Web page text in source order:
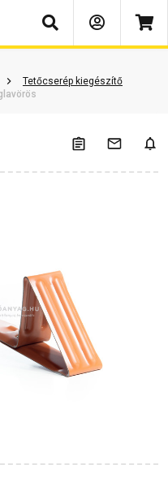
Keresés
Tetőcserép kiegészítő
válaszok Kapcsolódó cikkek